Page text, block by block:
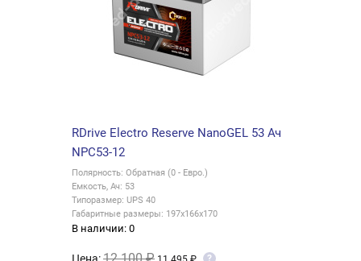
RDrive Electro Reserve NanoGEL 53 Ач
NPC53-12
Полярность: Обратная (0 - Евро.)
Емкость, Ач: 53
Типоразмер: UPS 40
Габаритные размеры: 197x166x170
В наличии: 0
?